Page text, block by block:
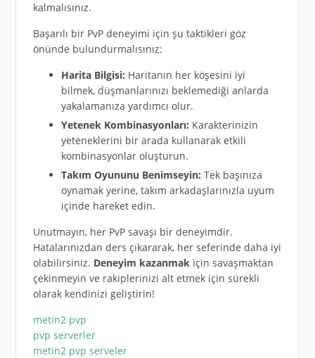
kalmalısınız.
Başarılı bir PvP deneyimi için şu taktikleri göz
önünde bulundurmalısınız:
Harita Bilgisi: Haritanın her köşesini iyi
bilmek, düşmanlarınızı beklemediği anlarda
yakalamanıza yardımcı olur.
Yetenek Kombinasyonları: Karakterinizin
yeteneklerini bir arada kullanarak etkili
kombinasyonlar oluşturun.
Takım Oyununu Benimseyin: Tek başınıza
oynamak yerine, takım arkadaşlarınızla uyum
içinde hareket edin.
Unutmayın, her PvP savaşı bir deneyimdir.
Hatalarınızdan ders çıkararak, her seferinde daha iyi
olabilirsiniz. Deneyim kazanmakiçin savaşmaktan
çekinmeyin ve rakiplerinizi alt etmek için sürekli
olarak kendinizi geliştirin!
metin2 pvp
pvp serverler
metin2 pvp serveler